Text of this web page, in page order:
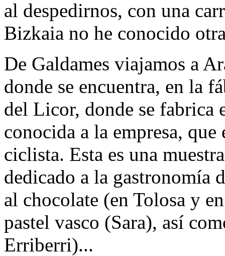
al despedirnos, con una
Bizkaia no he conocido
De Galdames viajamos a
donde se encuentra, en la
del Licor, donde se fabrica
conocida a la empresa,
ciclista. Esta es una
dedicado a la gastronomía
al chocolate (en Tolosa y
pastel vasco (Sara), así
Erriberri)...